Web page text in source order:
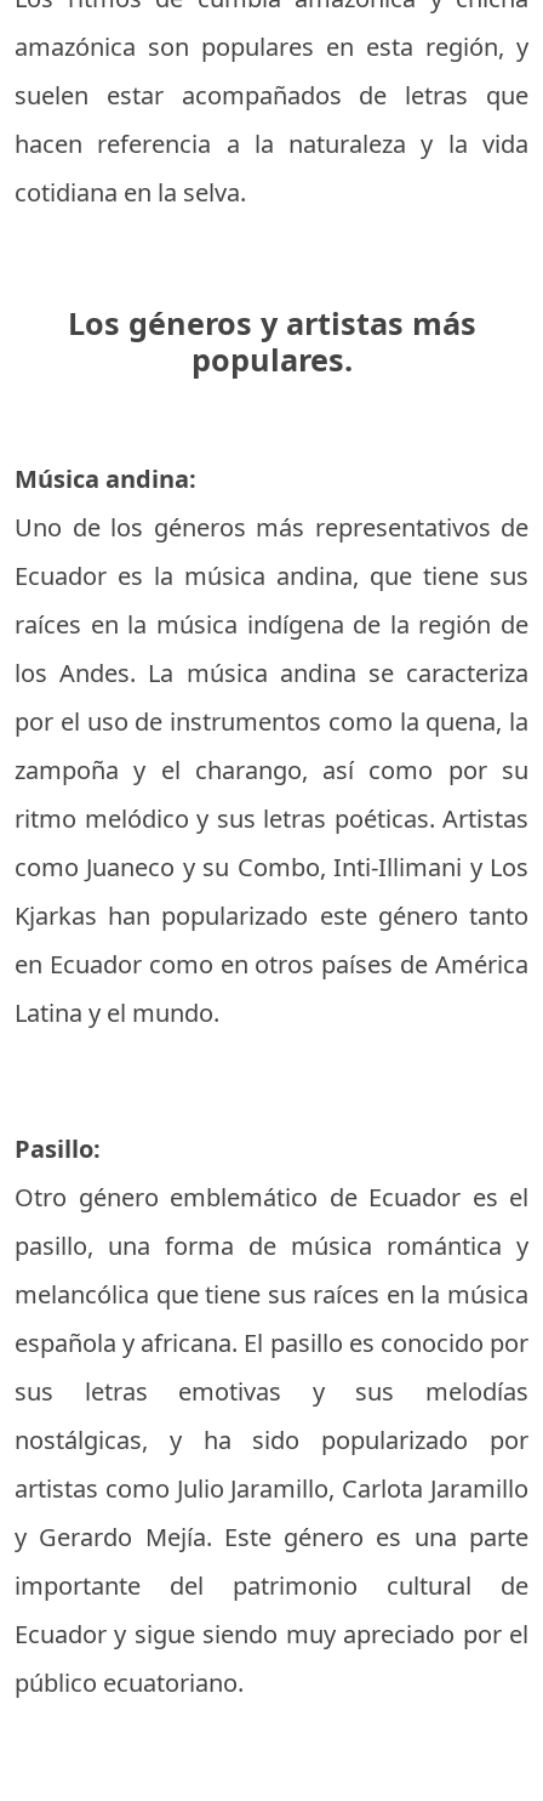
amazónica son populares en esta región, y
suelen estar acompañados de letras que
hacen referencia a la naturaleza y la vida
cotidiana en la selva.
Los géneros y artistas más
populares.
Música andina:
Uno de los géneros más representativos de
Ecuador es la música andina, que tiene sus
raíces en la música indígena de la región de
los Andes. La música andina se caracteriza
por el uso de instrumentos como la quena, la
zampoña y el charango, así como por su
ritmo melódico y sus letras poéticas. Artistas
como Juaneco y su Combo, Inti-Illimani y Los
Kjarkas han popularizado este género tanto
en Ecuador como en otros países de América
Latina y el mundo.
Pasillo:
Otro género emblemático de Ecuador es el
pasillo, una forma de música romántica y
melancólica que tiene sus raíces en la música
española y africana. El pasillo es conocido por
sus letras emotivas y sus melodías
nostálgicas, y ha sido popularizado por
artistas como Julio Jaramillo, Carlota Jaramillo
y Gerardo Mejía. Este género es una parte
importante del patrimonio cultural de
Ecuador y sigue siendo muy apreciado por el
público ecuatoriano.